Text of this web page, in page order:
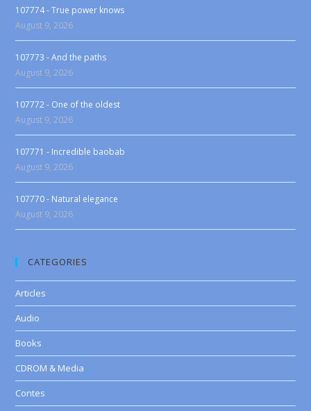
107774 - True power knows
August 9, 2026
107773 - And the paths
August 9, 2026
107772 - One of the oldest
August 9, 2026
107771 - Incredible baobab
August 9, 2026
107770 - Natural elegance
August 9, 2026
CATEGORIES
Articles
Audio
Books
CDROM & Media
Contes